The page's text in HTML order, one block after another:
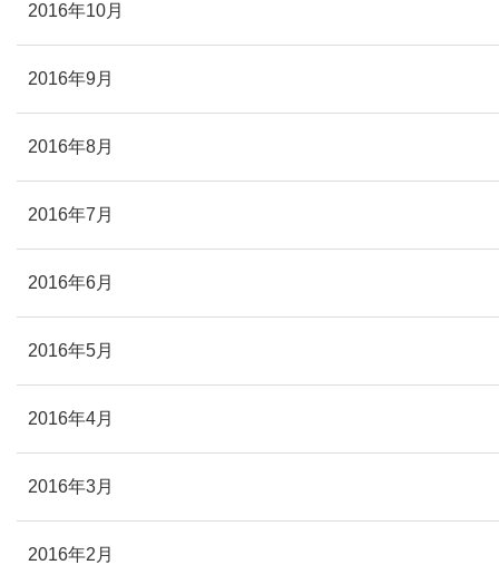
2016年10月
2016年9月
2016年8月
2016年7月
2016年6月
2016年5月
2016年4月
2016年3月
2016年2月